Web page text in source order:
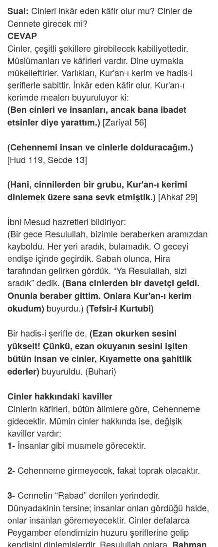
Sual: Cinleri inkâr eden kâfir olur mu? Cinler de
Cennete girecek mi?
CEVAP
Cinler, çeşitli şekillere girebilecek kabiliyettedir.
Müslümanları ve kâfirleri vardır. Dine uymakla
mükelleftirler. Varlıkları, Kur'an-ı kerim ve hadis-i
şeriflerle sabittir. İnkâr eden kâfir olur. Kur'an-ı
kerimde mealen buyuruluyor ki:
(Ben cinleri ve insanları, ancak bana ibadet
etsinler diye yarattım.) [Zariyat 56]
(Cehennemi insan ve cinlerle dolduracağım.)
[Hud 119, Secde 13]
(Hani, cinnilerden bir grubu, Kur'an-ı kerimi
dinlemek üzere sana sevk etmiştik.) [Ahkaf 29]
İbni Mesud hazretleri bildiriyor:
(Bir gece Resulullah, bizimle beraberken aramızdan
kayboldu. Her yeri aradık, bulamadık. O geceyi
endişe içinde geçirdik. Sabah olunca, Hira
tarafından gelirken gördük. “Ya Resulallah, sizi
aradık” dedik. (Bana cinlerden bir davetçi geldi.
Onunla beraber gittim. Onlara Kur'an-ı kerim
okudum) buyurdu.) (Tefsir-i Kurtubi)
Bir hadis-i şerifte de, (Ezan okurken sesini
yükselt! Çünkü, ezan okuyanın sesini işiten
bütün insan ve cinler, Kıyamette ona şahitlik
ederler) buyuruldu. (Buhari)
Cinler hakkındaki kaviller
Cinlerin kâfirleri, bütün âlimlere göre, Cehenneme
gidecektir. Mümin cinler hakkında ise, değişik
kaviller vardır:
1- İnsanlar gibi muamele görecektir.
2- Cehenneme girmeyecek, fakat toprak olacaktır.
3- Cennetin “Rabad” denilen yerindedir.
Dünyadakinin tersine; insanlar onları gördüğü halde,
onlar insanları göremeyecektir. Cinler defalarca
Peygamber efendimizin huzuru şeriflerine gelip
kendisini dinlemişlerdir. Resulullah onlara,